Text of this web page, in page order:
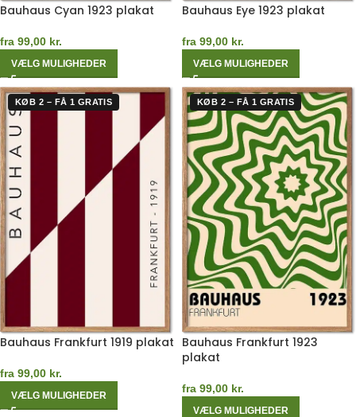
Bauhaus Cyan 1923 plakat
fra 99,00 kr.
VÆLG MULIGHEDER
Bauhaus Eye 1923 plakat
fra 99,00 kr.
VÆLG MULIGHEDER
KØB 2 – FÅ 1 GRATIS
Bauhaus Frankfurt 1919 plakat
fra 99,00 kr.
VÆLG MULIGHEDER
KØB 2 – FÅ 1 GRATIS
Bauhaus Frankfurt 1923
plakat
fra 99,00 kr.
VÆLG MULIGHEDER